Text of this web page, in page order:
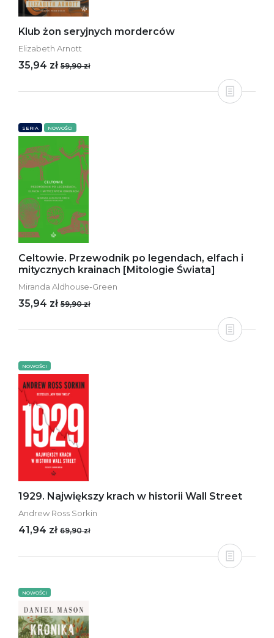
Klub żon seryjnych morderców
Elizabeth Arnott
35,94 zł 59,90 zł
SERIA NOWOŚCI
Celtowie. Przewodnik po legendach, elfach i
mitycznych krainach [Mitologie Świata]
Miranda Aldhouse-Green
35,94 zł 59,90 zł
NOWOŚCI
1929. Największy krach w historii Wall Street
Andrew Ross Sorkin
41,94 zł 69,90 zł
NOWOŚCI